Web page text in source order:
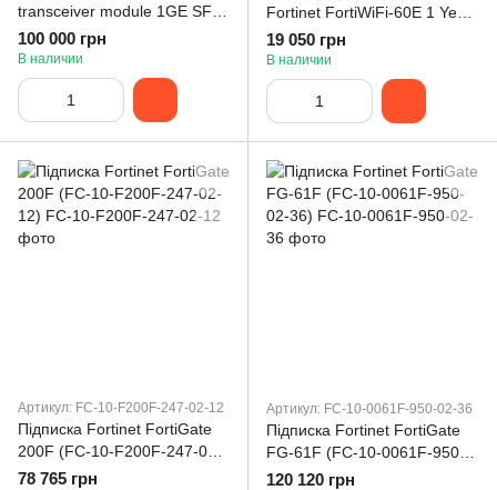
transceiver module 1GE SFP
SX transceiver module for
systems with SFP and
SFP/SFP+
100 000 грн
В наличии
Fortinet FortiWiFi-60E 1 Year
FortiGuard Web Filtering
Service (FC-10-W060E-112-
02-12)
19 050 грн
В наличии
Артикул: FC-10-F200F-247-02-12
Підписка Fortinet FortiGate
200F (FC-10-F200F-247-02-
12)
78 765 грн
Артикул: FC-10-0061F-950-02-36
Підписка Fortinet FortiGate
FG-61F (FC-10-0061F-950-
02-36)
120 120 грн